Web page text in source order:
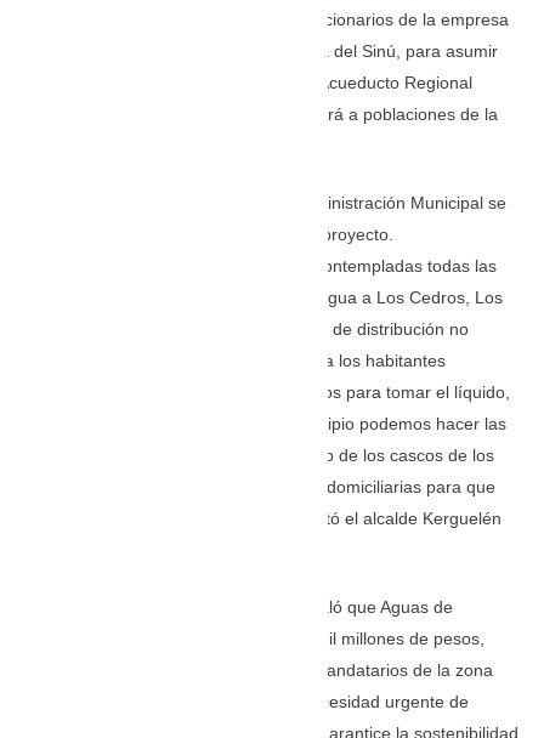
Maruen Jabib Janna, así como con funcionarios de la empresa
municipal de servicios públicos, la Perla del Sinú, para asumir
compromisos en torno a las obras del Acueducto Regional
Costanero, que en su trazado beneficierá a poblaciones de la
El Meridiano conoció que desde la Administración Municipal se
adicionarán 5 mil millones de pesos al proyecto.
«Con lo recursos que había, estaban contempladas todas las
capacidades hidráulicas para llevar el agua a Los Cedros, Los
Pantanos y Santa Lucía, pero las redes de distribución no
estaban incluidas, lo que le significaba a los habitantes
trasladarse hasta unos tanques elevados para tomar el líquido,
pero ahora con esa inversión del municipio podemos hacer las
redes de distribución interna a cada uno de los cascos de los
corregimientos y de allí las conexiones domiciliarias para que
llegue el agua a las viviendas» manifestó el alcalde Kerguelén
Por su parte, Maruen Jabib Janna señaló que Aguas de
Córdoba invierte en este proyecto 42 mil millones de pesos,
pero en un encuentro con los demás mandatarios de la zona
costanera de Córdoba se acordó la necesidad urgente de
definir un operador especializado que garantice la sostenibilidad